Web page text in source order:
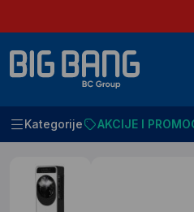
Kategorije AKCIJE I
Početna Klimatizacija i grejanje